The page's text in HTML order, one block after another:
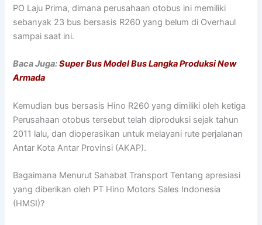
PO Laju Prima, dimana perusahaan otobus ini memiliki
sebanyak 23 bus bersasis R260 yang belum di Overhaul
sampai saat ini.
Baca Juga:Super Bus Model Bus Langka Produksi New
Armada
Kemudian bus bersasis Hino R260 yang dimiliki oleh ketiga
Perusahaan otobus tersebut telah diproduksi sejak tahun
2011 lalu, dan dioperasikan untuk melayani rute perjalanan
Antar Kota Antar Provinsi (AKAP).
Bagaimana Menurut Sahabat Transport Tentang apresiasi
yang diberikan oleh PT Hino Motors Sales Indonesia
(HMSI)?